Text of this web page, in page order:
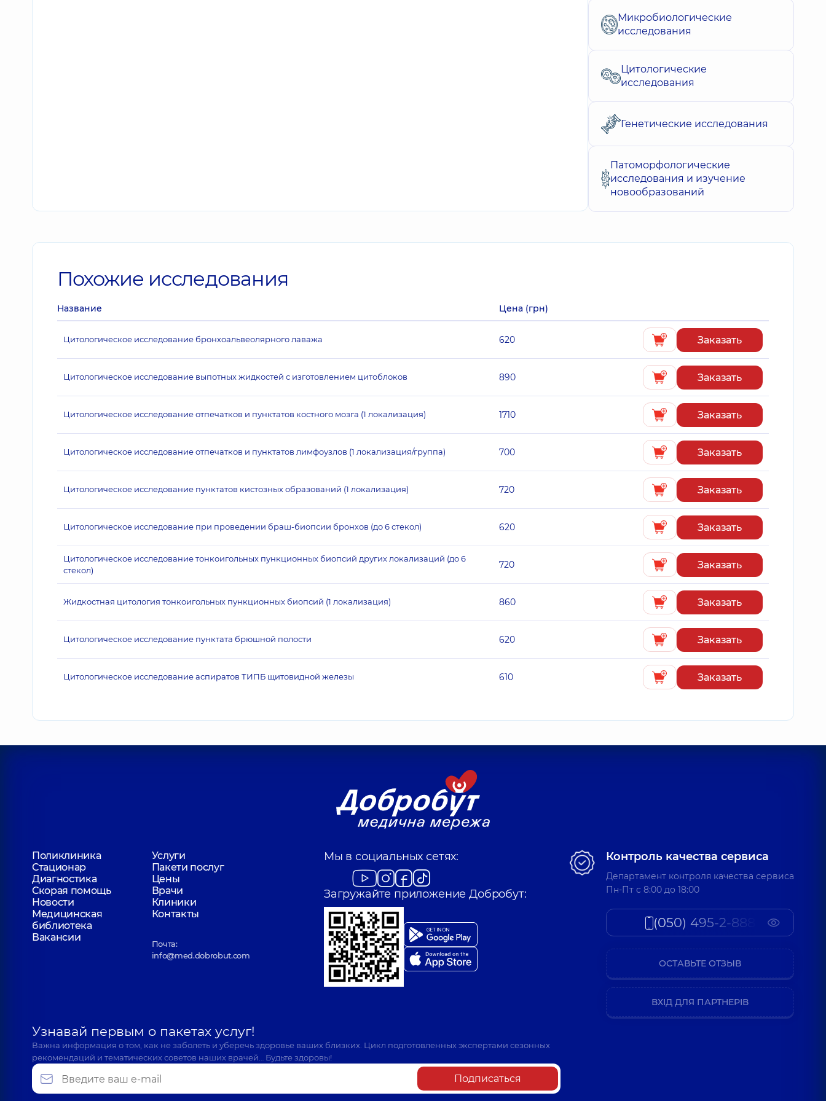
Микробиологические
исследования
Цитологические
исследования
Генетические исследования
Патоморфологические
исследования и изучение
новообразований
Похожие исследования
Название Цена (грн)
Цитологическое исследование бронхоальвеолярного лаважа 620 Заказать
Цитологическое исследование выпотных жидкостей с изготовлением цитоблоков 890 Заказать
Цитологическое исследование отпечатков и пунктатов костного мозга (1 локализация) 1710 Заказать
Цитологическое исследование отпечатков и пунктатов лимфоузлов (1 локализация/группа) 700 Заказать
Цитологическое исследование пунктатов кистозных образований (1 локализация) 720 Заказать
Цитологическое исследование при проведении браш-биопсии бронхов (до 6 стекол) 620 Заказать
Цитологическое исследование тонкоигольных пункционных биопсий других локализаций (до 6
стекол)
720 Заказать
Жидкостная цитология тонкоигольных пункционных биопсий (1 локализация) 860 Заказать
Цитологическое исследование пунктата брюшной полости 620 Заказать
Цитологическое исследование аспиратов ТИПБ щитовидной железы 610 Заказать
Поликлиника
Услуги
Стационар
Пакети послуг
Диагностика
Цены
Скорая помощь
Врачи
Новости
Клиники
Медицинская
библиотека
Контакты
Вакансии
Почта:
info@med.dobrobut.com
Мы в социальных сетях:
Загружайте приложение Добробут:
Узнавай первым о пакетах услуг!
Важна информация о том, как не заболеть и уберечь здоровье ваших близких. Цикл подготовленных экспертами сезонных
рекомендаций и тематических советов наших врачей… Будьте здоровы!
Подписаться
Контроль качества сервиса
Департамент контроля качества сервиса
Пн-Пт c 8:00 до 18:00
(050) 495-2-888
ОСТАВЬТЕ ОТЗЫВ
ВХІД ДЛЯ ПАРТНЕРІВ